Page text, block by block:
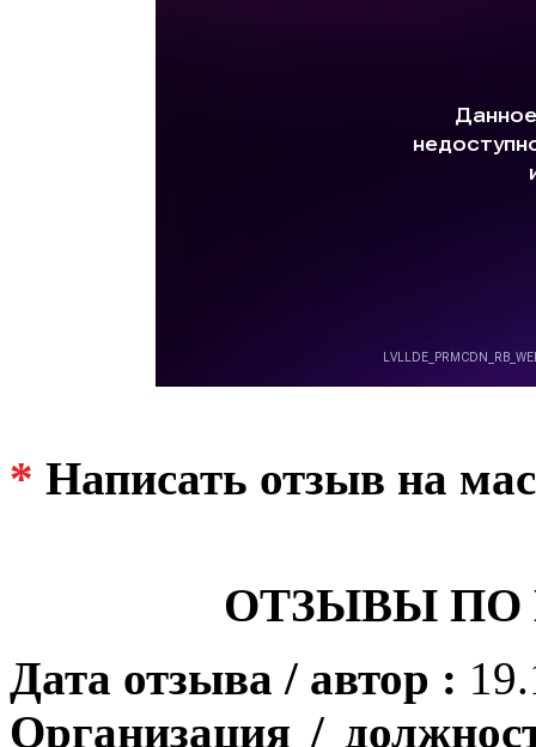
* Написать отзыв на
ОТЗЫВЫ ПО
Дата отзыва / автор :
Организация /